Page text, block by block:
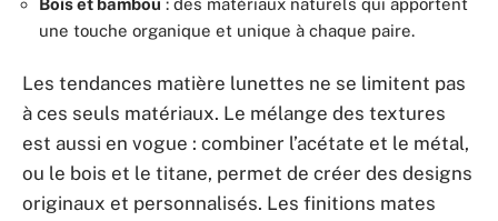
une touche organique et unique à chaque paire.
Les tendances matière lunettes ne se limitent pas
à ces seuls matériaux. Le mélange des textures
est aussi en vogue : combiner l’acétate et le métal,
ou le bois et le titane, permet de créer des designs
originaux et personnalisés. Les finitions mates